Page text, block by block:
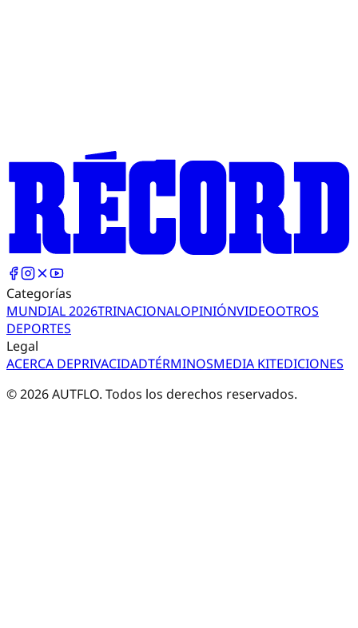
Categorías
MUNDIAL 2026TRINACIONALOPINIÓNVIDEOOTROS
DEPORTES
Legal
ACERCA DEPRIVACIDADTÉRMINOSMEDIA KITEDICIONES
©2026AUTFLO. Todos los derechos reservados.